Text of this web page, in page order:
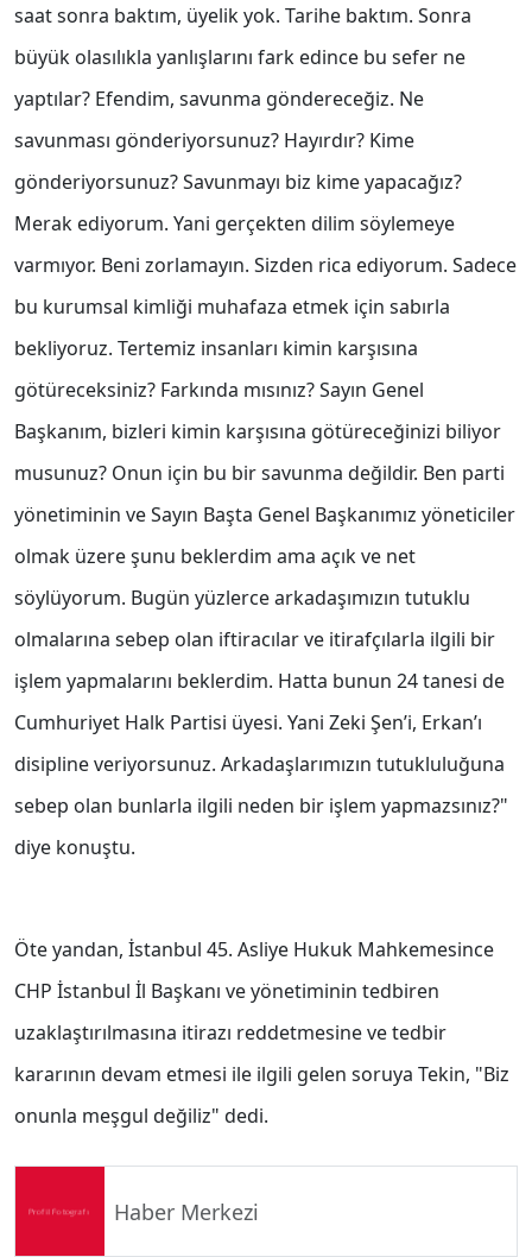
saat sonra baktım, üyelik yok. Tarihe baktım. Sonra
büyük olasılıkla yanlışlarını fark edince bu sefer ne
yaptılar? Efendim, savunma göndereceğiz. Ne
savunması gönderiyorsunuz? Hayırdır? Kime
gönderiyorsunuz? Savunmayı biz kime yapacağız?
Merak ediyorum. Yani gerçekten dilim söylemeye
varmıyor. Beni zorlamayın. Sizden rica ediyorum. Sadece
bu kurumsal kimliği muhafaza etmek için sabırla
bekliyoruz. Tertemiz insanları kimin karşısına
götüreceksiniz? Farkında mısınız? Sayın Genel
Başkanım, bizleri kimin karşısına götüreceğinizi biliyor
musunuz? Onun için bu bir savunma değildir. Ben parti
yönetiminin ve Sayın Başta Genel Başkanımız yöneticiler
olmak üzere şunu beklerdim ama açık ve net
söylüyorum. Bugün yüzlerce arkadaşımızın tutuklu
olmalarına sebep olan iftiracılar ve itirafçılarla ilgili bir
işlem yapmalarını beklerdim. Hatta bunun 24 tanesi de
Cumhuriyet Halk Partisi üyesi. Yani Zeki Şen’i, Erkan’ı
disipline veriyorsunuz. Arkadaşlarımızın tutukluluğuna
sebep olan bunlarla ilgili neden bir işlem yapmazsınız?"
diye konuştu.
Öte yandan, İstanbul 45. Asliye Hukuk Mahkemesince
CHP İstanbul İl Başkanı ve yönetiminin tedbiren
uzaklaştırılmasına itirazı reddetmesine ve tedbir
kararının devam etmesi ile ilgili gelen soruya Tekin, "Biz
onunla meşgul değiliz" dedi.
Haber Merkezi